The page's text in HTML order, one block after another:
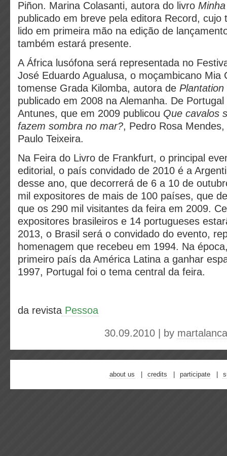
Piñon. Marina Colasanti, autora do livro
publicado em breve pela editora Record, cujo
lido em primeira mão na edição de
também estará presente.
A África lusófona será representada no
José Eduardo Agualusa, o moçambicano Mia
tomense Grada Kilomba, autora de
publicado em 2008 na Alemanha. De
Antunes, que em 2009 publicou Que cavalos
fazem sombra no mar?, Pedro Rosa
Paulo Teixeira.
Na Feira do Livro de Frankfurt, o principal
editorial, o país convidado de 2010 é a
desse ano, que decorrerá de 6 a 10 de
mil expositores de mais de 100 países, que
que os 290 mil visitantes da feira em 2009.
expositores brasileiros e 14 portugueses
2013, o Brasil será o convidado do evento,
homenagem que recebeu em 1994. Na
primeiro país da América Latina a ganhar
1997, Portugal foi o tema central da feira.
da revista Pessoa
30.09.2010 | by martalanca
about us credits participate